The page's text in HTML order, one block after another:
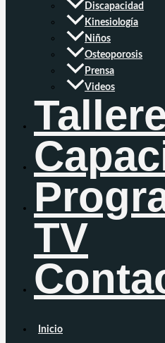
Discapacidad
Kinesiología
Niños
Osteoporosis
Prensa
Videos
TV
Inicio